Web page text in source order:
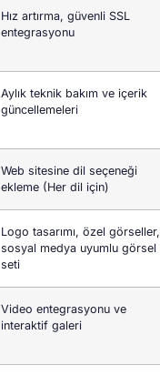
Hız artırma, güvenli SSL
entegrasyonu
Aylık teknik bakım ve içerik
güncellemeleri
Web sitesine dil seçeneği
ekleme (Her dil için)
Logo tasarımı, özel görseller,
sosyal medya uyumlu görsel
seti
Video entegrasyonu ve
interaktif galeri